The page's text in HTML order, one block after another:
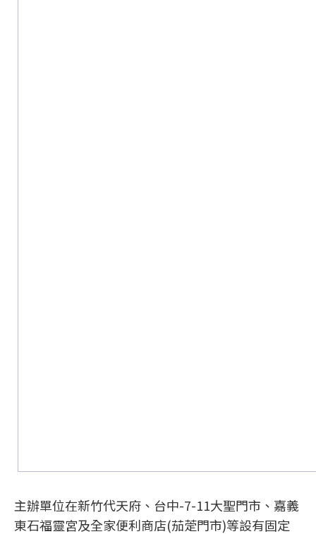
主辦單位在新竹代天府、台中-7-11大聖門市、嘉義
東石福靈宮及全家便利商店(茄萣門市)等設有固定